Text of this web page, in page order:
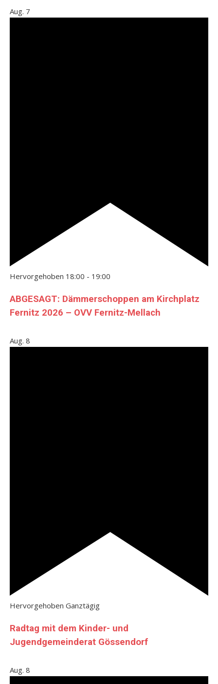
Aug. 7
Hervorgehoben 18:00 - 19:00
ABGESAGT: Dämmerschoppen am Kirchplatz
Fernitz 2026 – OVV Fernitz-Mellach
Aug. 8
Hervorgehoben Ganztägig
Radtag mit dem Kinder- und
Jugendgemeinderat Gössendorf
Aug. 8